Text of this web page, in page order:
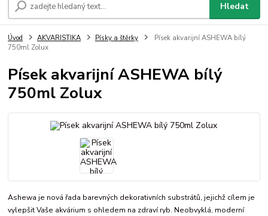
Hledat
Úvod AKVARISTIKA Písky a štěrky
Písek akvarijní ASHEWA bílý
750ml Zolux
Písek akvarijní ASHEWA bílý
750ml Zolux
Ashewa je nová řada barevných dekorativních substrátů, jejichž cílem je
vylepšit Vaše akvárium s ohledem na zdraví ryb. Neobvyklá, moderní